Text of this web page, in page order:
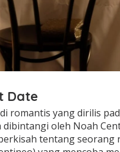
Date
romantis yang dirilis
oleh Noah
tentang seorang